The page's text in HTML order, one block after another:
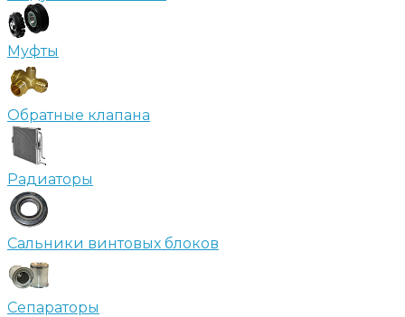
Муфты
Обратные клапана
Радиаторы
Сальники винтовых блоков
Сепараторы